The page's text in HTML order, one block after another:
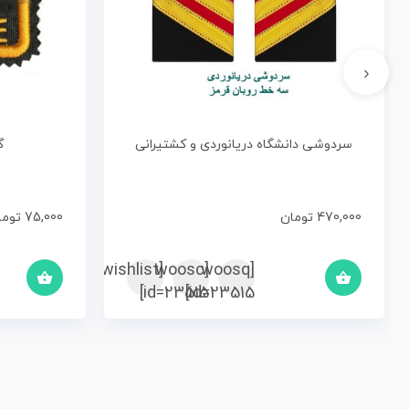
سردوشی دانشگاه دریانوردی و کشتیرانی
470,000 تومان
[yith_wcwl_add_to_wishlist]
[woosc
id=23515]
[woosq
id=23515]
75,000
‹